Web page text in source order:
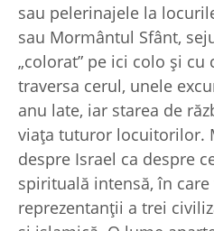
sau pelerinajele la
sau Mormântul Sfânt,
„colorat” pe ici colo şi cu
traversa cerul, unele
anu late, iar starea de
viaţa tuturor locuitorilor.
despre Israel ca despre
spirituală intensă, în
reprezentanţii a trei